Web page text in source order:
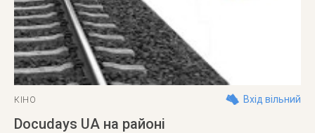
КІНО Вхід вільний
Docudays UA на районі